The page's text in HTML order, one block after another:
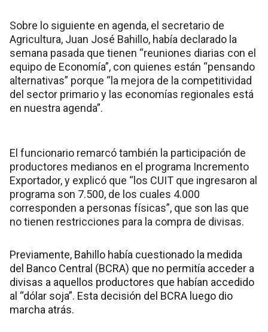
Sobre lo siguiente en agenda, el secretario de
Agricultura, Juan José Bahillo, había declarado la
semana pasada que tienen “reuniones diarias con el
equipo de Economía”, con quienes están “pensando
alternativas” porque “la mejora de la competitividad
del sector primario y las economías regionales está
en nuestra agenda”.
El funcionario remarcó también la participación de
productores medianos en el programa Incremento
Exportador, y explicó que “los CUIT que ingresaron al
programa son 7.500, de los cuales 4.000
corresponden a personas físicas”, que son las que
no tienen restricciones para la compra de divisas.
Previamente, Bahillo había cuestionado la medida
del Banco Central (BCRA) que no permitía acceder a
divisas a aquellos productores que habían accedido
al “dólar soja”. Esta decisión del BCRA luego dio
marcha atrás.